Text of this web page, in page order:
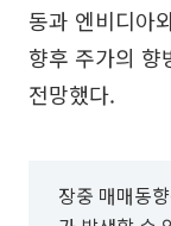
동과 엔비디아
향후 주가의
전망했다.
장중 매매동